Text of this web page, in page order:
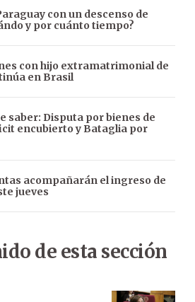
con un descenso de
y por cuánto tiempo?
con hijo extramatrimonial de
en Brasil
saber: Disputa por bienes de
encubierto y Bataglia por
acompañarán el ingreso de
jueves
de esta sección